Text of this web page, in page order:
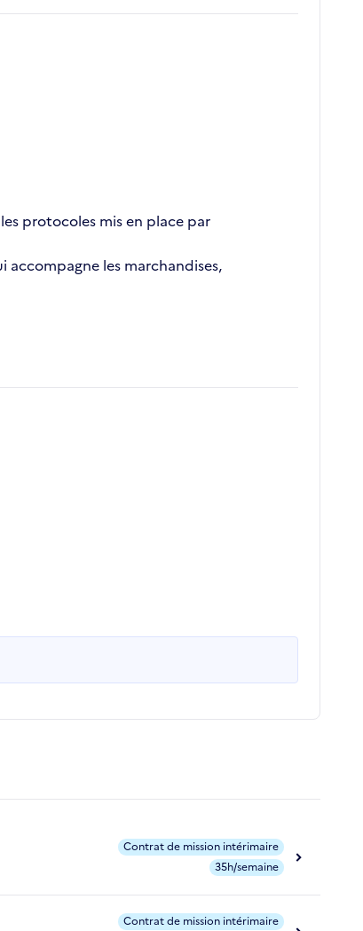
protocoles mis en place par
les marchandises,
Contrat de mission intérimaire
35h/semaine
Contrat de mission intérimaire